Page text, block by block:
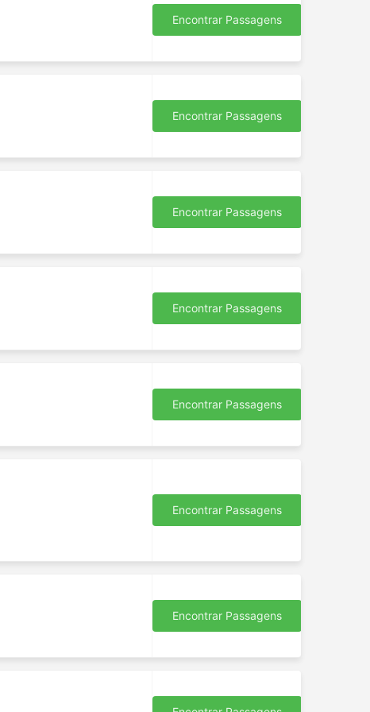
Encontrar Passagens
Encontrar Passagens
Encontrar Passagens
Encontrar Passagens
Encontrar Passagens
Encontrar Passagens
Encontrar Passagens